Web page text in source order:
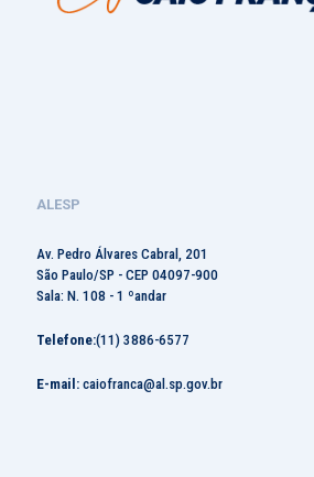
ALESP
Av. Pedro Álvares Cabral, 201
São Paulo/SP - CEP 04097-900
Sala: N. 108 - 1 ºandar
Telefone:(11) 3886-6577
E-mail: caiofranca@al.sp.gov.br